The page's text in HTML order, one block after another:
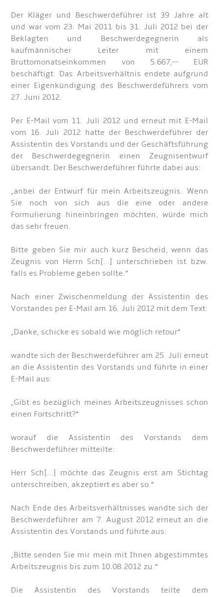
Der Kläger und Beschwerdeführer ist 39 Jahre alt
und war vom 23. Mai 2011 bis 31. Juli 2012 bei der
Beklagten und Beschwerdegegnerin als
kaufmännischer Leiter mit einem
Bruttomonatseinkommen von 5.667,-- EUR
beschäftigt. Das Arbeitsverhältnis endete aufgrund
einer Eigenkündigung des Beschwerdeführers vom
27. Juni 2012.
Per E-Mail vom 11. Juli 2012 und erneut mit E-Mail
vom 16. Juli 2012 hatte der Beschwerdeführer der
Assistentin des Vorstands und der Geschäftsführung
der Beschwerdegegnerin einen Zeugnisentwurf
übersandt. Der Beschwerdeführer führte dabei aus:
„anbei der Entwurf für mein Arbeitszeugnis. Wenn
Sie noch von sich aus die eine oder andere
Formulierung hineinbringen möchten, würde mich
das sehr freuen.
Bitte geben Sie mir auch kurz Bescheid, wenn das
Zeugnis von Herrn Sch[…] unterschrieben ist bzw.
falls es Probleme geben sollte.“
Nach einer Zwischenmeldung der Assistentin des
Vorstandes per E-Mail am 16. Juli 2012 mit dem Text:
„Danke, schicke es sobald wie möglich retour“
wandte sich der Beschwerdeführer am 25. Juli erneut
an die Assistentin des Vorstands und führte in einer
E-Mail aus:
„Gibt es bezüglich meines Arbeitszeugnisses schon
einen Fortschritt?“
worauf die Assistentin des Vorstands dem
Beschwerdeführer mitteilte:
Herr Sch[…] möchte das Zeugnis erst am Stichtag
unterschreiben, akzeptiert es aber so.“
Nach Ende des Arbeitsverhältnisses wandte sich der
Beschwerdeführer am 7. August 2012 erneut an die
Assistentin des Vorstands und führte aus:
„Bitte senden Sie mir mein mit Ihnen abgestimmtes
Arbeitszeugnis bis zum 10.08.2012 zu.“
Die Assistentin des Vorstands teilte dem